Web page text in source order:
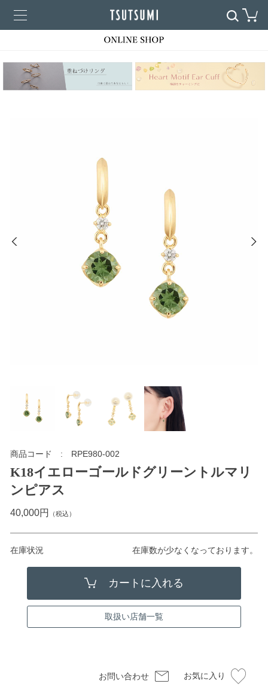
商品コード RPE980-002
K18イエローゴールドグリーントルマリ
ンピアス
40,000円 （税込）
在庫状況 在庫数が少なくなっております。
取扱い店舗一覧
お問い合わせ お気に入り